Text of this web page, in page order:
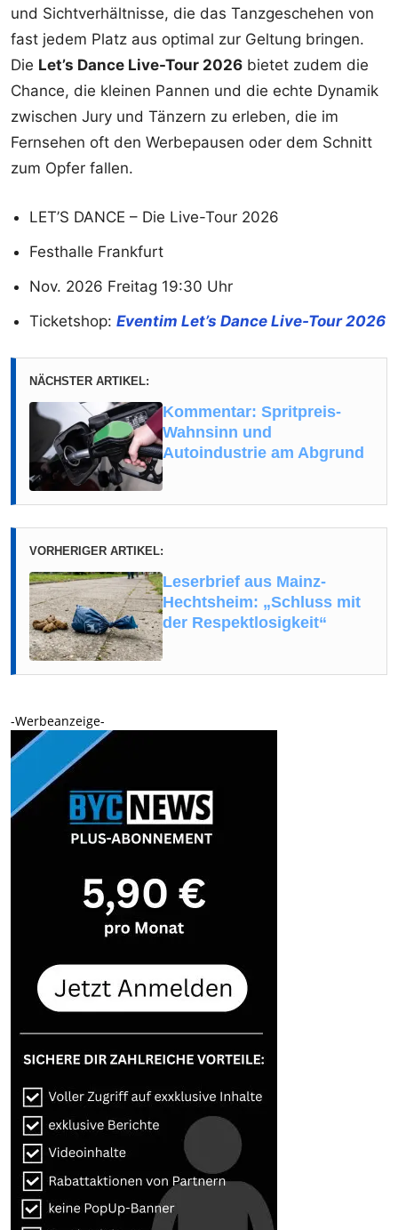
und Sichtverhältnisse, die das Tanzgeschehen von
fast jedem Platz aus optimal zur Geltung bringen.
Die Let’s Dance Live-Tour 2026 bietet zudem die
Chance, die kleinen Pannen und die echte Dynamik
zwischen Jury und Tänzern zu erleben, die im
Fernsehen oft den Werbepausen oder dem Schnitt
zum Opfer fallen.
LET’S DANCE – Die Live-Tour 2026
Festhalle Frankfurt
Nov. 2026 Freitag 19:30 Uhr
Ticketshop: Eventim Let’s Dance Live-Tour 2026
NÄCHSTER ARTIKEL:
Kommentar: Spritpreis-
Wahnsinn und
Autoindustrie am Abgrund
VORHERIGER ARTIKEL:
Leserbrief aus Mainz-
Hechtsheim: „Schluss mit
der Respektlosigkeit“
-Werbeanzeige-